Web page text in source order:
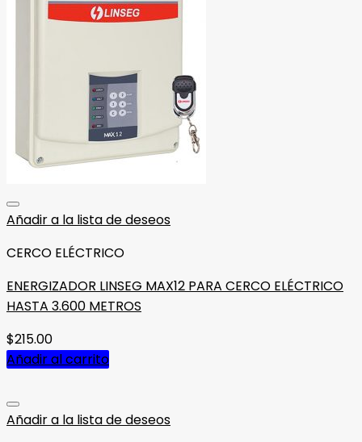
Añadir a la lista de deseos
CERCO ELÉCTRICO
ENERGIZADOR LINSEG MAX12 PARA CERCO ELÉCTRICO
HASTA 3.600 METROS
$215.00
Añadir al carrito
Añadir a la lista de deseos